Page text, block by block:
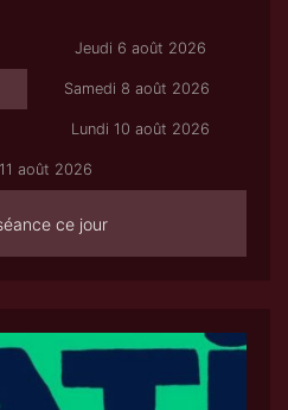
Jeudi 6 août 2026
Samedi 8 août 2026
Lundi 10 août 2026
août 2026
ce jour